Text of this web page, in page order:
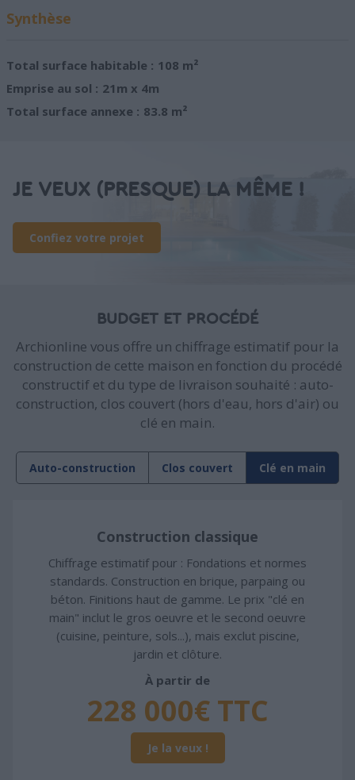
Synthèse
Total surface habitable : 108 m²
Emprise au sol : 21m x 4m
Total surface annexe : 83.8 m²
JE VEUX (PRESQUE) LA MÊME !
Confiez votre projet
BUDGET ET PROCÉDÉ
Archionline vous offre un chiffrage estimatif pour la
construction de cette maison en fonction du procédé
constructif et du type de livraison souhaité : auto-
construction, clos couvert (hors d'eau, hors d'air) ou
clé en main.
Auto-construction Clos couvert Clé en main
Construction classique
Chiffrage estimatif pour : Fondations et normes
standards. Construction en brique, parpaing ou
béton. Finitions haut de gamme. Le prix "clé en
main" inclut le gros oeuvre et le second oeuvre
(cuisine, peinture, sols...), mais exclut piscine,
jardin et clôture.
À partir de
228 000€ TTC
Je la veux !